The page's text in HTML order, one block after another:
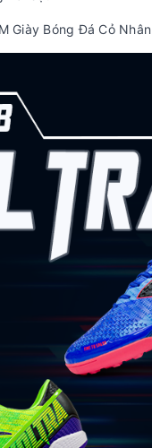
Giày Bóng Đá Cỏ